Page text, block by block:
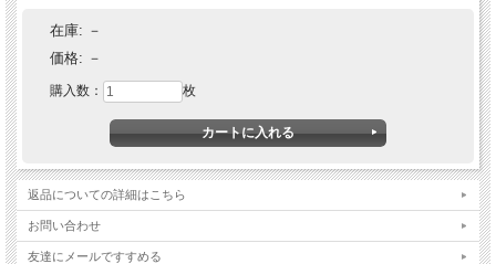
在庫: －
価格: －
購入数： 枚
返品についての詳細はこちら
お問い合わせ
友達にメールですすめる